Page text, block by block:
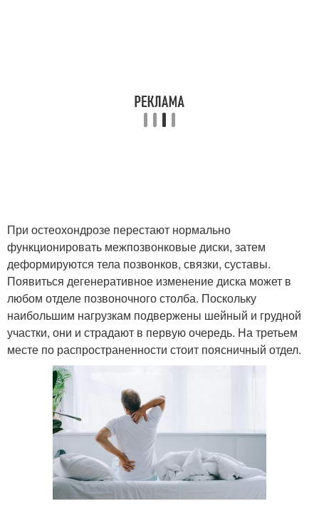
При остеохондрозе перестают нормально
функционировать межпозвонковые диски, затем
деформируются тела позвонков, связки, суставы.
Появиться дегенеративное изменение диска может в
любом отделе позвоночного столба. Поскольку
наибольшим нагрузкам подвержены шейный и грудной
участки, они и страдают в первую очередь. На третьем
месте по распространенности стоит поясничный отдел.